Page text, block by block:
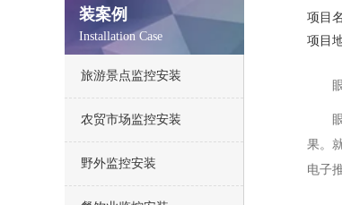
装案例
Installation Case
旅游景点监控安装
农贸市场监控安装
野外监控安装
项目
项目
果。
电子